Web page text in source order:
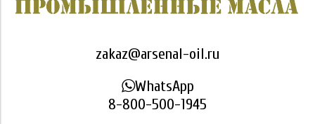
zakaz@arsenal-oil.ru
WhatsApp
8-800-500-1945